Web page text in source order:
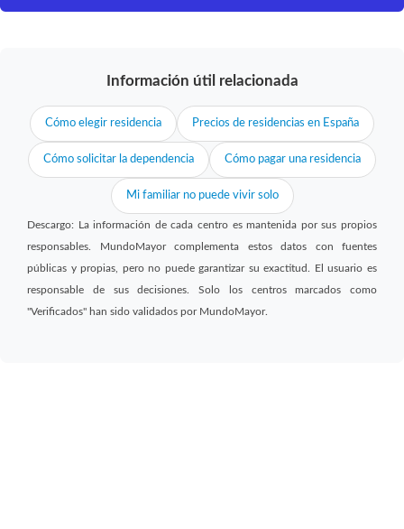
Información útil relacionada
Cómo elegir residencia Precios de residencias en España
Cómo solicitar la dependencia Cómo pagar una residencia
Mi familiar no puede vivir solo
Descargo: La información de cada centro es mantenida por sus propios
responsables. MundoMayor complementa estos datos con fuentes
públicas y propias, pero no puede garantizar su exactitud. El usuario es
responsable de sus decisiones. Solo los centros marcados como
"Verificados" han sido validados por MundoMayor.